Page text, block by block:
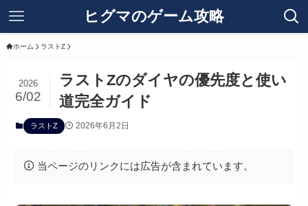
ヒグマのゲーム攻略
ホーム ラストZ
ラストZのダイヤの優先度と使い
道完全ガイド
2026
6/02
ラストZ 2026年6月2日
当ページのリンクには広告が含まれています。